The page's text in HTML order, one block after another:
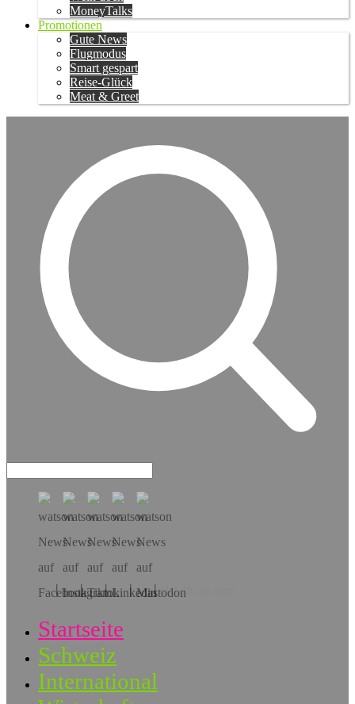
MoneyTalks
Promotionen
Gute News
Flugmodus
Smart gespart
Reise-Glück
Meat & Greet
Hol dir die App!
Startseite
Schweiz
International